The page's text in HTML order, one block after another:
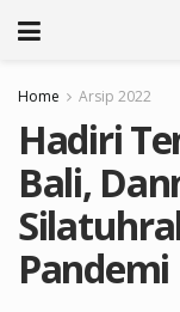
Home Arsip 2022
Hadiri
Bali,
Pandemi